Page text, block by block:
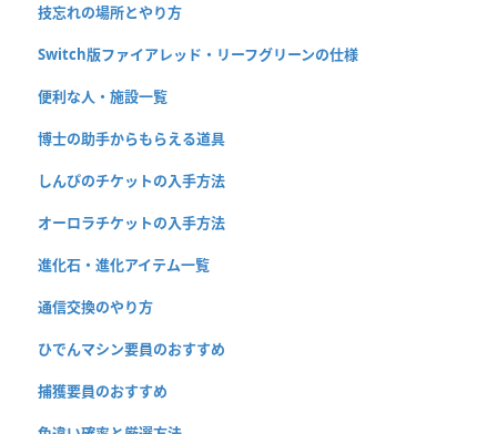
技忘れの場所とやり方
Switch版ファイアレッド・リーフグリーンの仕様
便利な人・施設一覧
博士の助手からもらえる道具
しんぴのチケットの入手方法
オーロラチケットの入手方法
進化石・進化アイテム一覧
通信交換のやり方
ひでんマシン要員のおすすめ
捕獲要員のおすすめ